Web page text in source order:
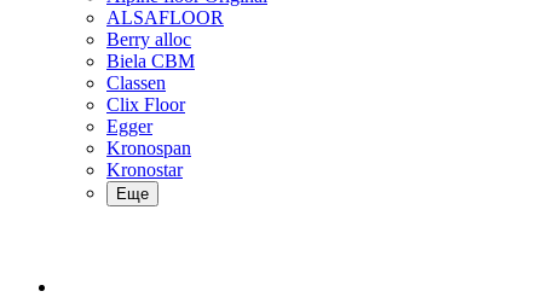
ALSAFLOOR
Berry alloc
Biela CBM
Classen
Clix Floor
Egger
Kronospan
Kronostar
Еще